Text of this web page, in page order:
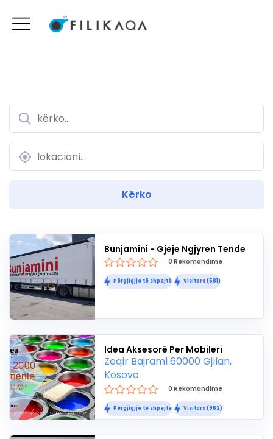
Bunjamini - Gjeje Ngjyren Tende
0 Rekomandime
Përgjigjje të shpejtë Visitors (581)
Idea Aksesorë Per Mobileri
Zeqir Bajrami 60000 Gjilan,
Kosovo
0 Rekomandime
Përgjigjje të shpejtë Visitors (962)